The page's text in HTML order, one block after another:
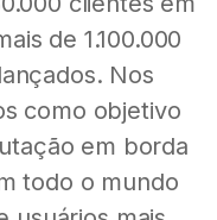
de 1.100.000
Nos
como objetivo
em borda
todo o mundo